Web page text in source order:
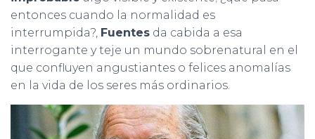
entonces cuando la normalidad es
interrumpida?, Fuentes da cabida a esa
interrogante y teje un mundo sobrenatural en el
que confluyen angustiantes o felices anomalías
en la vida de los seres más ordinarios.